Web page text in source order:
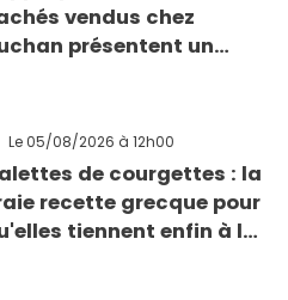
vendus chez
présentent un
Le 05/08/2026 à 12h00
de courgettes : la
recette grecque pour
tiennent enfin à la